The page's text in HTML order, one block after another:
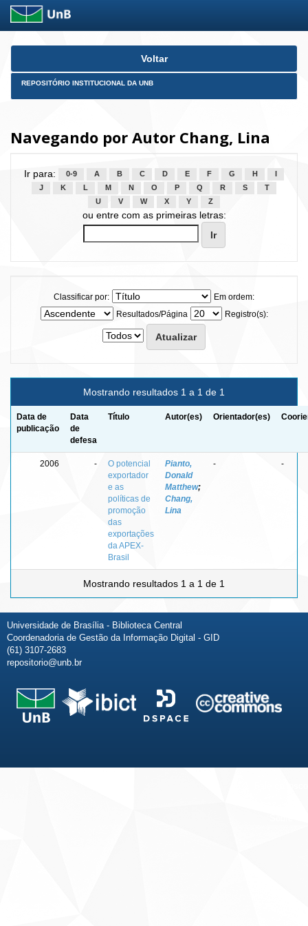
Skip
Voltar
REPOSITÓRIO INSTITUCIONAL DA UNB
Navegando por Autor Chang, Lina
Ir para: 0-9 A B C D E F G H
J
K L M N O P Q R S
T
U
V W X Y Z
ou entre com as primeiras letras:
Classificar por:
Em ordem:
Resultados/Página
Registro(s):
Mostrando resultados 1 a 1 de 1
Data de
publicação
Data
de
defesa
Título Autor(es) Orientador(es)
2006 -
O potencial
exportador
e as
políticas de
promoção
das
exportações
da APEX-
Brasil
Pianto,
Donald
Matthew;
Chang,
Lina
- -
Mostrando resultados 1 a 1 de 1
Universidade de Brasília - Biblioteca Central
Coordenadoria de Gestão da Informação Digital - GID
(61) 3107-2683
repositorio@unb.br